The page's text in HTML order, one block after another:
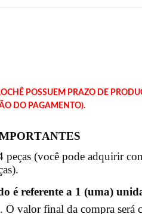
POSSUEM PRAZO DE
DO PAGAMENTO).
peças (você pode adquirir
é referente a 1 (uma)
O valor final da compra será